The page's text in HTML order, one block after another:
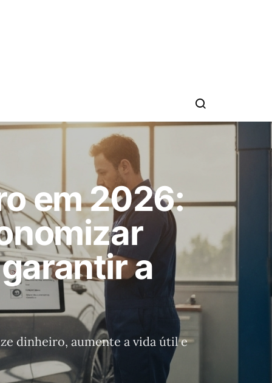
em 2026:
a
dinheiro, aumente a vida útil e